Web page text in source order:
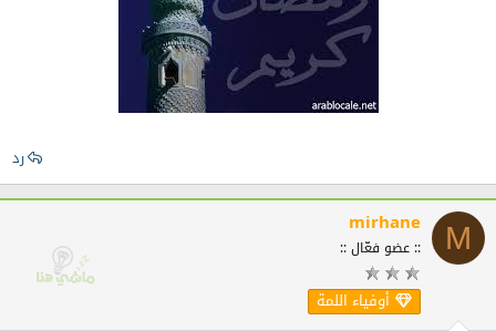
رد
M
mirhane
:: عضو فعّال ::
أوفياء اللمة